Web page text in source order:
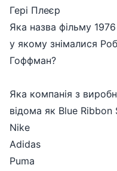
Гері Плеєр
Яка назва фільму
у якому знімалися
Гоффман?
Яка компанія з
відома як Blue Ribbon
Nike
Adidas
Puma